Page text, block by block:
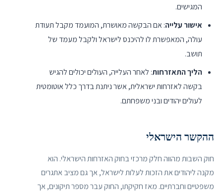
המגישים.
אישור עלייה: אם הבקשה מאושרת, המועמד מקבל תעודת
עולה, המאפשרת לו להיכנס לישראל ולקבל מעמד של
תושב.
הליך התאזרחות: לאחר העלייה, העולים יכולים להגיש
בקשה לאזרחות ישראלית, אשר ניתנת בדרך כלל אוטומטית
לעולים יהודים ובני משפחתם.
ההקשר הישראלי
חוק השבות מהווה חלק מרכזי בחוק האזרחות הישראלי. הוא
מקנה ליהודים את הזכות לעלות לישראל, אך גם מציב אתגרים
משפטיים וחברתיים. מאז חקיקתו, החוק עבר מספר תיקונים, אך